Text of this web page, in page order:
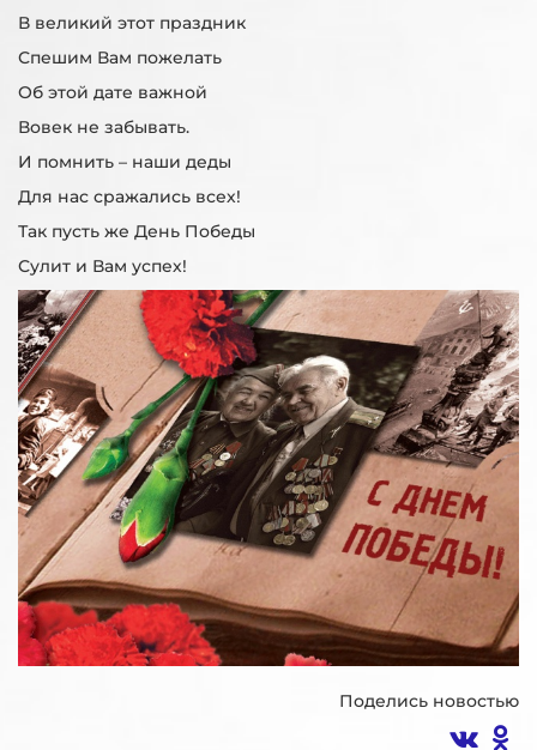
В великий этот праздник
Спешим Вам пожелать
Об этой дате важной
Вовек не забывать.
И помнить – наши деды
Для нас сражались всех!
Так пусть же День Победы
Сулит и Вам успех!
Поделись новостью